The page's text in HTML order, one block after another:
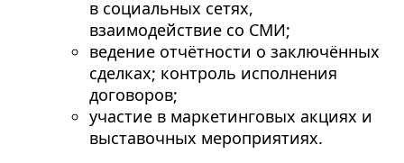
в социальных сетях,
взаимодействие со СМИ;
ведение отчётности о заключённых
сделках; контроль исполнения
договоров;
участие в маркетинговых акциях и
выставочных мероприятиях.